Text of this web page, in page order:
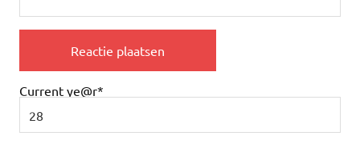
Current ye@r*